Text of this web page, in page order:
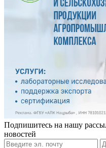
Подпишитесь на нашу
новостей